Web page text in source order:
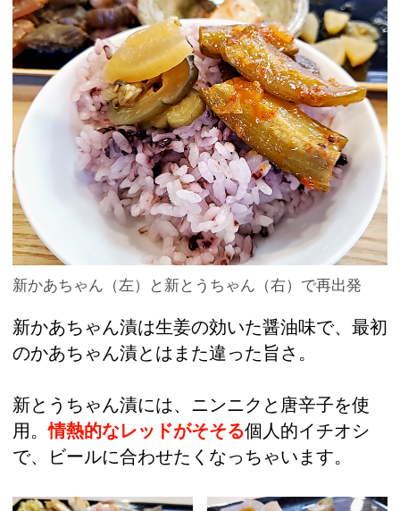
新かあちゃん（左）と新とうちゃん（右）で再出発
新かあちゃん漬は生姜の効いた醤油味で、最初
のかあちゃん漬とはまた違った旨さ。
新とうちゃん漬には、ニンニクと唐辛子を使
用。情熱的なレッドがそそる個人的イチオシ
で、ビールに合わせたくなっちゃいます。